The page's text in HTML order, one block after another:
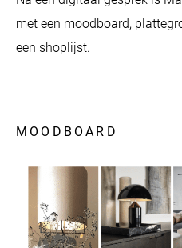
met een moodboard,
een shoplijst.
MOODBOARD